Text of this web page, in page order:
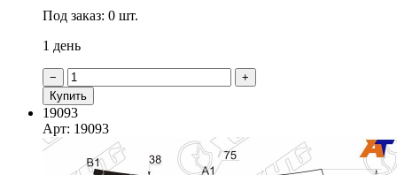
Под заказ: 0 шт.
1 день
−
+
Купить
19093
Арт: 19093